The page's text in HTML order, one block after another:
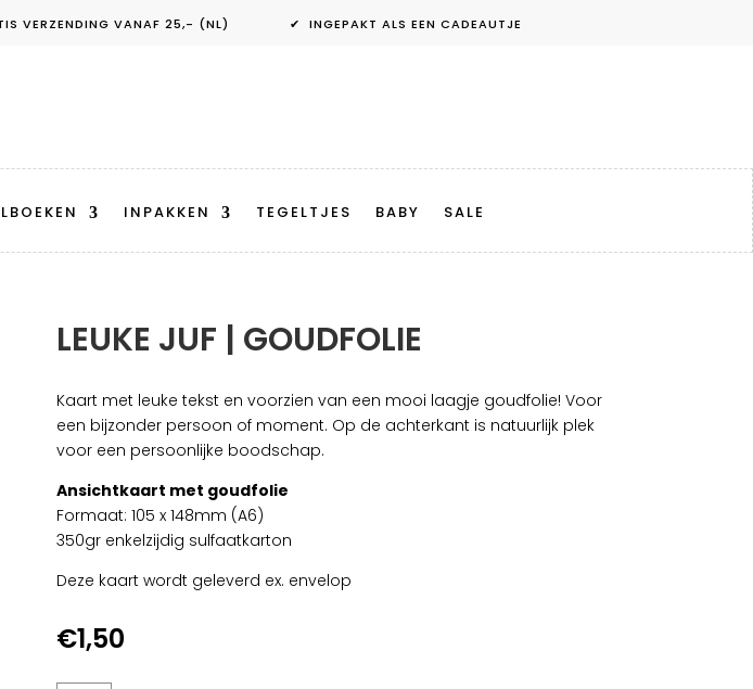
VERZENDING VANAF 25,- (NL) ✔ INGEPAKT ALS EEN CADEAUTJE
INPAKKEN TEGELTJES BABY SALE
LEUKE JUF | GOUDFOLIE
Kaart met leuke tekst en voorzien van een mooi laagje goudfolie! Voor
een bijzonder persoon of moment. Op de achterkant is natuurlijk plek
voor een persoonlijke boodschap.
Ansichtkaart met goudfolie
Formaat: 105 x 148mm (A6)
350gr enkelzijdig sulfaatkarton
Deze kaart wordt geleverd ex. envelop
€1,50